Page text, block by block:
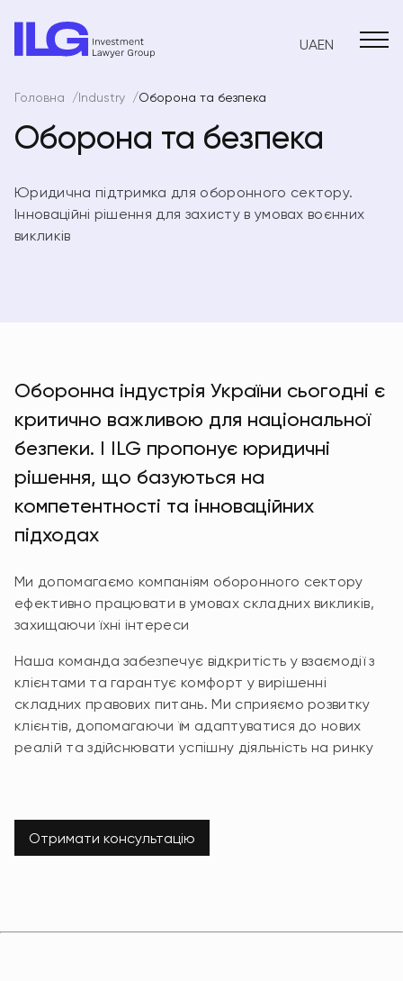
UAEN
Головна Industry Оборона та безпека
Оборона та безпека
Юридична підтримка для оборонного сектору.
Інноваційні рішення для захисту в умовах воєнних
викликів
Оборонна індустрія України сьогодні є
критично важливою для національної
безпеки. І ILG пропонує юридичні
рішення, що базуються на
компетентності та інноваційних
підходах
Ми допомагаємо компаніям оборонного сектору
ефективно працювати в умовах складних викликів,
захищаючи їхні інтереси
Наша команда забезпечує відкритість у взаємодії з
клієнтами та гарантує комфорт у вирішенні
складних правових питань. Ми сприяємо розвитку
клієнтів, допомагаючи їм адаптуватися до нових
реалій та здійснювати успішну діяльність на ринку
Отримати консультацію